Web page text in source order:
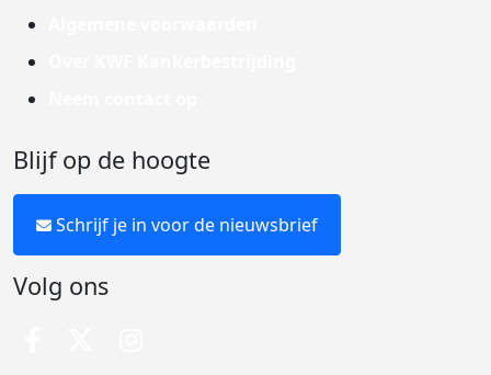
Blijf op de hoogte
Schrijf je in voor de nieuwsbrief
Volg ons